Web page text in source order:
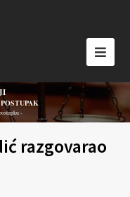
-
razgovarao